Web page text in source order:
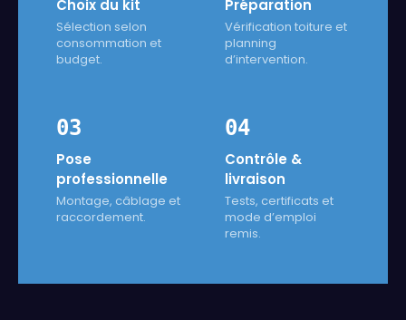
Choix du kit
Sélection selon
consommation et
budget.
Préparation
Vérification toiture et
planning
d’intervention.
03
Pose
professionnelle
Montage, câblage et
raccordement.
04
Contrôle &
livraison
Tests, certificats et
mode d’emploi
remis.